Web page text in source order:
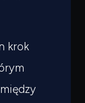
krok